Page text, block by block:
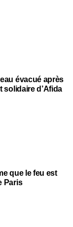
évacué après
solidaire d’Afida
que le feu est
Paris